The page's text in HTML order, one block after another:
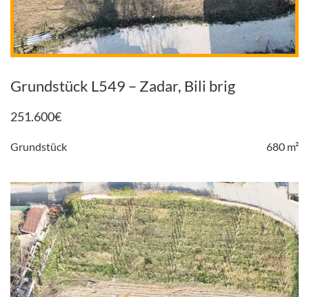
Grundstück L549 – Zadar, Bili brig
251.600€
Grundstück 680 m²